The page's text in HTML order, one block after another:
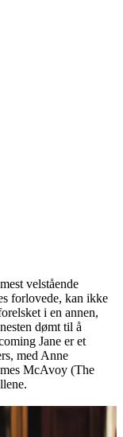
velstående
forlovede, kan ikke
i en annen,
dømt til å
Jane er et
med Anne
McAvoy (The